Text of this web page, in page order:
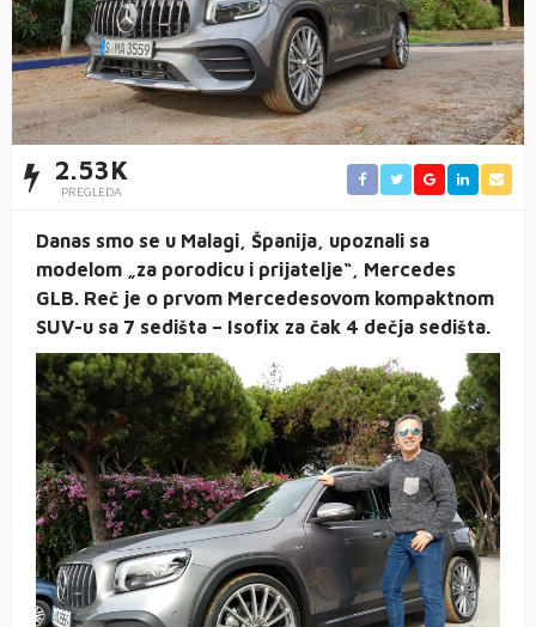
2.53K
PREGLEDA
Danas smo se u Malagi, Španija, upoznali sa
modelom „za porodicu i prijatelje“, Mercedes
GLB. Reč je o prvom Mercedesovom kompaktnom
SUV-u sa 7 sedišta – Isofix za čak 4 dečja sedišta.